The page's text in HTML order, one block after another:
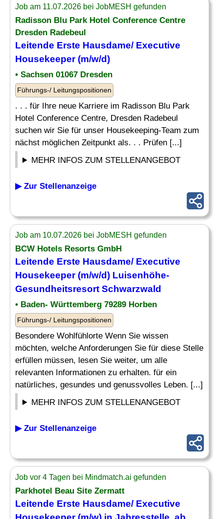
Job am 11.07.2026 bei JobMESH gefunden
Radisson Blu Park Hotel Conference Centre
Dresden Radebeul
Leitende Erste Hausdame/ Executive
Housekeeper(m/w/d)
• Sachsen 01067 Dresden
Führungs-/ Leitungspositionen
. . . für Ihre neue Karriere im Radisson Blu Park
Hotel Conference Centre, Dresden Radebeul
suchen wir Sie für unser Housekeeping-Team zum
nächst möglichen Zeitpunkt als. . . Prüfen [...]
MEHR INFOS ZUM STELLENANGEBOT
▶ Zur Stellenanzeige
Job am 10.07.2026 bei JobMESH gefunden
BCW Hotels Resorts GmbH
Leitende Erste Hausdame/ Executive
Housekeeper(m/w/d) Luisenhöhe-
Gesundheitsresort Schwarzwald
• Baden- Württemberg 79289 Horben
Führungs-/ Leitungspositionen
Besondere Wohlfühlorte Wenn Sie wissen
möchten, welche Anforderungen Sie für diese Stelle
erfüllen müssen, lesen Sie weiter, um alle
relevanten Informationen zu erhalten. für ein
natürliches, gesundes und genussvolles Leben. [...]
MEHR INFOS ZUM STELLENANGEBOT
▶ Zur Stellenanzeige
Job vor 4 Tagen bei Mindmatch.ai gefunden
Parkhotel Beau Site Zermatt
Leitende Erste Hausdame/ Executive